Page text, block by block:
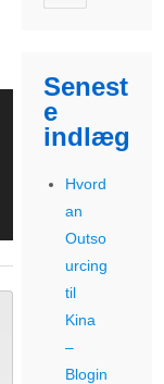
Senest
e
indlæg
Hvord
an
Outso
urcing
til
Kina
–
Blogin